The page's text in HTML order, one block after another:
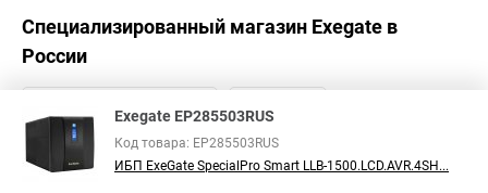
Специализированный магазин Exegate в
России
Exegate EP285503RUS
Код товара: EP285503RUS
ИБП ExeGate SpecialPro Smart LLB-1500.LCD.AVR.4SH...